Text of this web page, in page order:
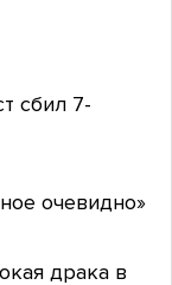
сбил 7-
очевидно»
драка в